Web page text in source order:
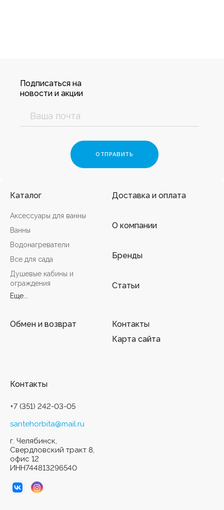
Подписаться на
новости и акции
Каталог
Аксессуары для ванны
Ванны
Водонагреватели
Все для сада
Душевые кабины и
ограждения
Еще...
Доставка и оплата
О компании
Бренды
Статьи
Обмен и возврат
Контакты
Карта сайта
Контакты
+7 (351) 242-03-05
santehorbita@mail.ru
г. Челябинск,
Свердловский тракт 8,
офис 12
ИНН744813296540